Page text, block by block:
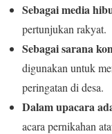
Sebagai media
pertunjukan rakyat.
Sebagai sarana
digunakan untuk
peringatan di desa.
Dalam upacara
acara pernikahan